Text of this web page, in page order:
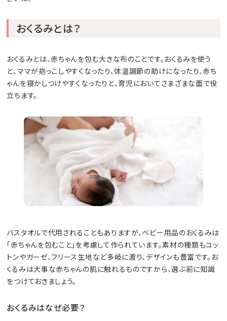
おくるみとは？
おくるみとは、赤ちゃんを包む大きな布のことです。おくるみを使う
と、ママが抱っこしやすくなったり、体温調節の助けになったり、赤ち
ゃんを寝かしつけやすくなったりと、育児においてさまざまな面で役
立ちます。
バスタオルで代用されることもありますが、ベビー用品のおくるみは
「赤ちゃんを包むこと」を考慮して作られています。素材の種類もコッ
トンやガーゼ、フリース生地など多岐に渡り、デザインも豊富です。お
くるみは大事な赤ちゃんの肌に触れるものですから、選ぶ前に知識
をつけておきましょう。
おくるみはなぜ必要？